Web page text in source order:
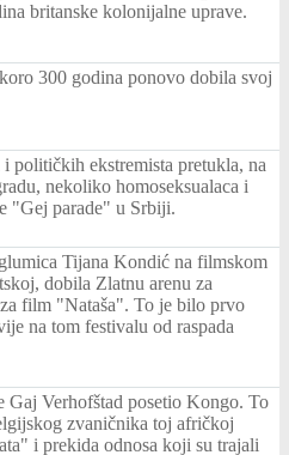
britanske kolonijalne uprave.
300 godina ponovo dobila svoj
političkih ekstremista pretukla, na
nekoliko homoseksualaca i
"Gej parade" u Srbiji.
Tijana Kondić na filmskom
dobila Zlatnu arenu za
film "Nataša". To je bilo prvo
na tom festivalu od raspada
Gaj Verhofštad posetio Kongo. To
zvaničnika toj afričkoj
i prekida odnosa koji su trajali